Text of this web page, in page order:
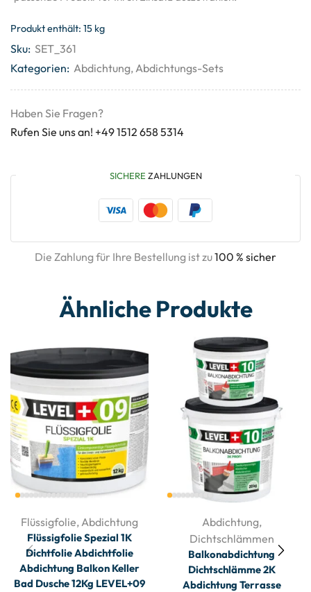
Produkt enthält: 15 kg
Sku: SET_361
Kategorien: Abdichtung,Abdichtungs-Sets
Haben Sie Fragen?
Rufen Sie uns an! +49 1512 658 5314
SICHERE ZAHLUNGEN
Die Zahlung für Ihre Bestellung ist zu100 % sicher
Ähnliche Produkte
Flüssigfolie, Abdichtung
Flüssigfolie Spezial 1K
Dichtfolie Abdichtfolie
Abdichtung Balkon Keller
Bad Dusche 12Kg LEVEL+09
Abdichtung,
Dichtschlämmen
Balkonabdichtung
Dichtschlämme 2K
Abdichtung Terrasse